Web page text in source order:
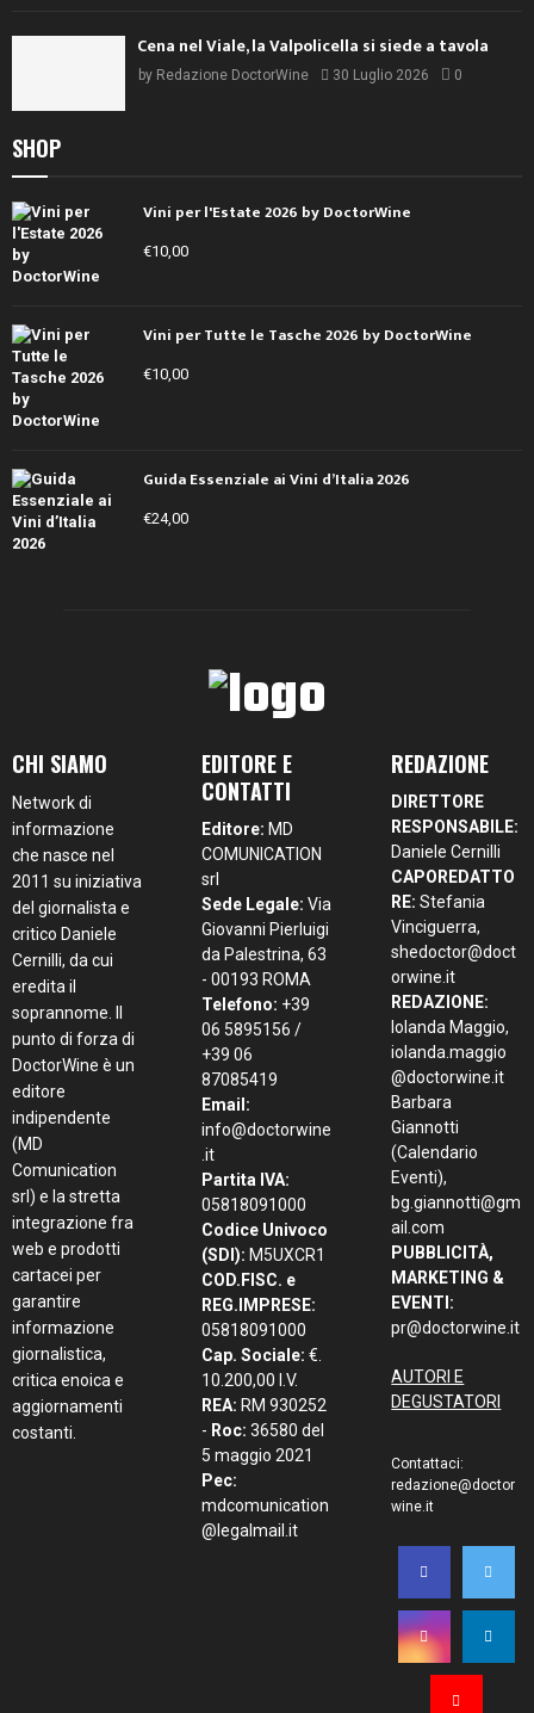
Cena nel Viale, la Valpolicella si siede a tavola
by Redazione DoctorWine 30 Luglio 2026 0
SHOP
Vini per l'Estate 2026 by DoctorWine
€10,00
Vini per Tutte le Tasche 2026 by DoctorWine
€10,00
Guida Essenziale ai Vini d’Italia 2026
€24,00
CHI SIAMO
Network di
informazione
che nasce nel
2011 su iniziativa
del giornalista e
critico Daniele
Cernilli, da cui
eredita il
soprannome. Il
punto di forza di
DoctorWine è un
editore
indipendente
(MD
Comunication
srl) e la stretta
integrazione fra
web e prodotti
cartacei per
garantire
informazione
giornalistica,
critica enoica e
aggiornamenti
costanti.
EDITORE E
CONTATTI
Editore: MD
COMUNICATION
srl
Sede Legale: Via
Giovanni Pierluigi
da Palestrina, 63
- 00193 ROMA
Telefono: +39
06 5895156 /
+39 06
87085419
Email:
info@doctorwine
.it
Partita IVA:
05818091000
Codice Univoco
(SDI): M5UXCR1
COD.FISC. e
REG.IMPRESE:
05818091000
Cap. Sociale: €.
10.200,00 I.V.
REA: RM 930252
- Roc: 36580 del
5 maggio 2021
Pec:
mdcomunication
@legalmail.it
REDAZIONE
DIRETTORE
RESPONSABILE:
Daniele Cernilli
CAPOREDATTO
RE: Stefania
Vinciguerra,
shedoctor@doct
orwine.it
REDAZIONE:
Iolanda Maggio,
iolanda.maggio
@doctorwine.it
Barbara
Giannotti
(Calendario
Eventi),
bg.giannotti@gm
ail.com
PUBBLICITÀ,
MARKETING &
EVENTI:
pr@doctorwine.it
AUTORI E
DEGUSTATORI
Contattaci:
redazione@doctor
wine.it